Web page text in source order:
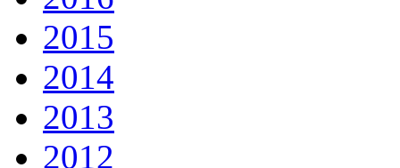
2015
2014
2013
2012